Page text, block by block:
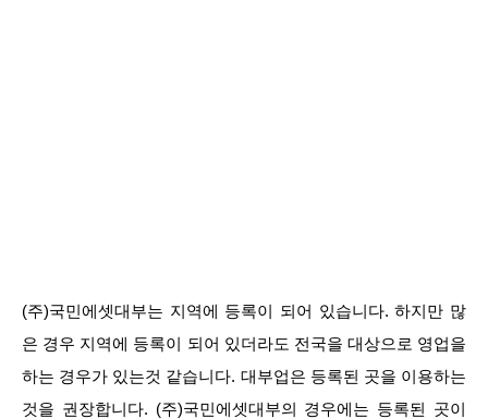
(주)국민에셋대부는 지역에 등록이 되어 있습니다. 하지만 많
은 경우 지역에 등록이 되어 있더라도 전국을 대상으로 영업을
하는 경우가 있는것 같습니다. 대부업은 등록된 곳을 이용하는
것을 권장합니다. (주)국민에셋대부의 경우에는 등록된 곳이